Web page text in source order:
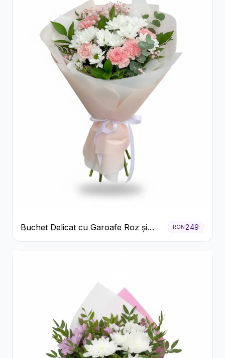
Buchet Delicat cu Garoafe Roz și
Crizanteme Albe
RON 249